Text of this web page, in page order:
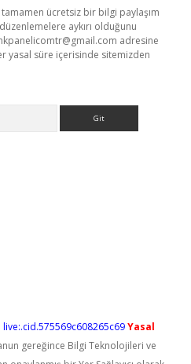
ücretsiz bir bilgi paylaşım
aykırı olduğunu
adresine
yasal süre içerisinde sitemizden
live:.cid.575569c608265c69Yasal
gereğince Bilgi Teknolojileri ve